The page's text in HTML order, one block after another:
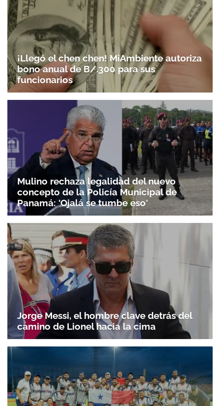
Gracias por suscribirte a nuestro boletín.
¡Llegó el chen chen! MiAmbiente autoriza
bono anual de B/.300 para sus
funcionarios
Mulino rechaza legalidad del nuevo
concepto de la Policía Municipal de
Panamá: 'Ojalá se tumbe eso'
Jorge Messi, el hombre clave detrás del
camino de Lionel hacia la cima